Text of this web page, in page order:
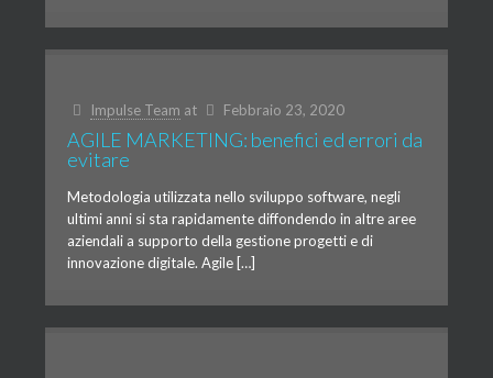
Impulse Team at Febbraio 23, 2020
AGILE MARKETING: benefici ed errori da
evitare
Metodologia utilizzata nello sviluppo software, negli
ultimi anni si sta rapidamente diffondendo in altre aree
aziendali a supporto della gestione progetti e di
innovazione digitale. Agile […]